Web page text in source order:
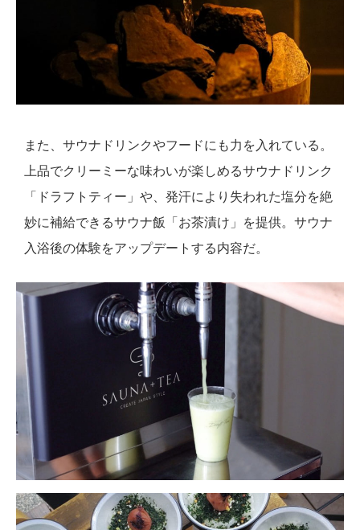
また、サウナドリンクやフードにも力を入れている。
上品でクリーミーな味わいが楽しめるサウナドリンク
「ドラフトティー」や、発汗により失われた塩分を絶
妙に補給できるサウナ飯「お茶漬け」を提供。サウナ
入浴後の体験をアップデートする内容だ。